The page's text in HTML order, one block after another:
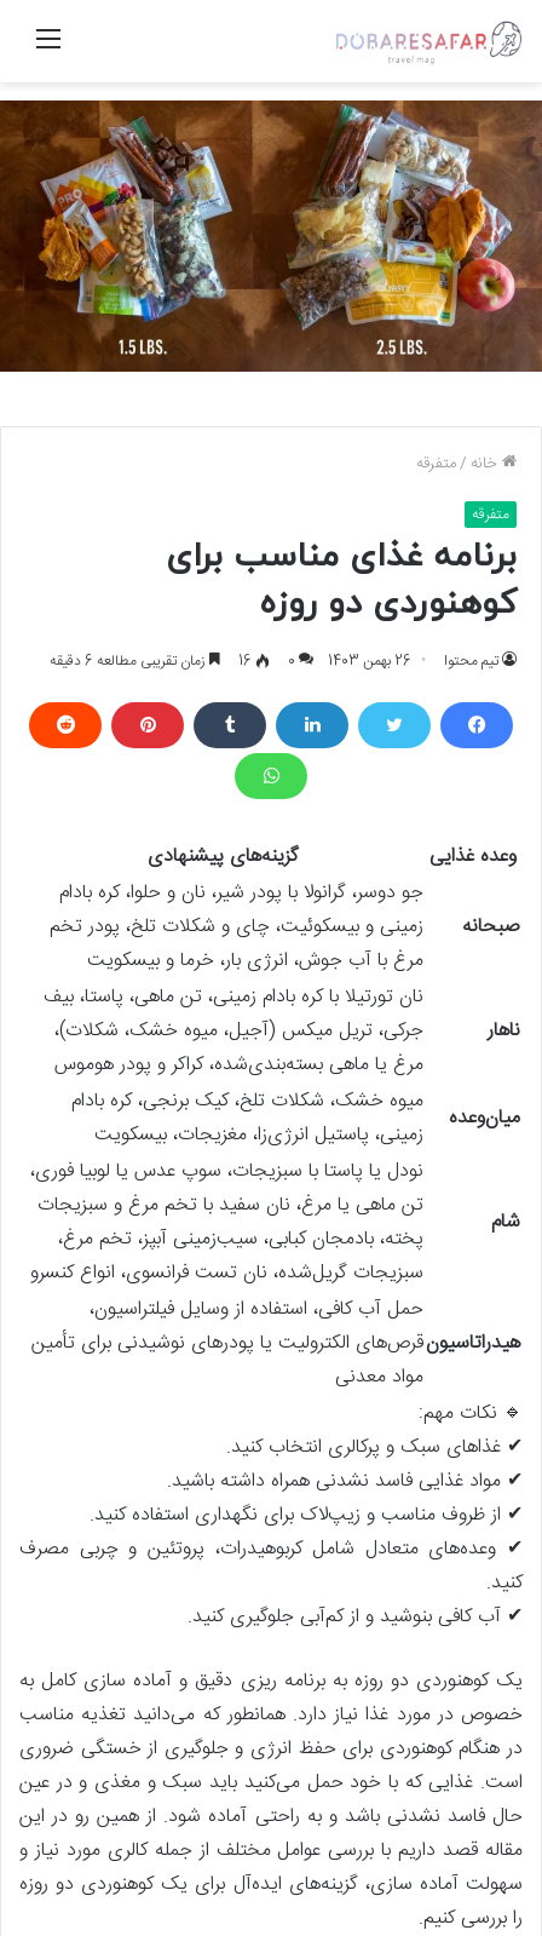
منو
خانه /متفرقه
متفرقه
برنامه غذای مناسب برای
کوهنوردی دو روزه
تیم محتوا 26 بهمن 1403 0
16 زمان تقریبی مطالعه 6 دقیقه
وعده غذایی گزینه‌های پیشنهادی
صبحانه
جو دوسر، گرانولا با پودر شیر، نان و حلوا، کره بادام
زمینی و بیسکوئیت، چای و شکلات تلخ، پودر تخم
مرغ با آب جوش، انرژی بار، خرما و بیسکویت
ناهار
نان تورتیلا با کره بادام زمینی، تن ماهی، پاستا، بیف
جرکی، تریل میکس (آجیل، میوه خشک، شکلات)،
مرغ یا ماهی بسته‌بندی‌شده، کراکر و پودر هوموس
میان‌وعده
میوه خشک، شکلات تلخ، کیک برنجی، کره بادام
زمینی، پاستیل انرژی‌زا، مغزیجات، بیسکویت
شام
نودل یا پاستا با سبزیجات، سوپ عدس یا لوبیا فوری،
تن ماهی یا مرغ، نان سفید با تخم مرغ و سبزیجات
پخته، بادمجان کبابی، سیب‌زمینی آبپز، تخم مرغ،
سبزیجات گریل‌شده، نان تست فرانسوی، انواع کنسرو
هیدراتاسیون
حمل آب کافی، استفاده از وسایل فیلتراسیون،
قرص‌های الکترولیت یا پودرهای نوشیدنی برای تأمین
مواد معدنی
🔹 نکات مهم:
✔ غذاهای سبک و پرکالری انتخاب کنید.
✔ مواد غذایی فاسد نشدنی همراه داشته باشید.
✔ از ظروف مناسب و زیپ‌لاک برای نگهداری استفاده کنید.
✔ وعده‌های متعادل شامل کربوهیدرات، پروتئین و چربی مصرف
کنید.
✔ آب کافی بنوشید و از کم‌آبی جلوگیری کنید.
یک کوهنوردی دو روزه به برنامه ریزی دقیق و آماده سازی کامل به
خصوص در مورد غذا نیاز دارد. همانطور که می‌دانید تغذیه مناسب
در هنگام کوهنوردی برای حفظ انرژی و جلوگیری از خستگی ضروری
است. غذایی که با خود حمل می‌کنید باید سبک و مغذی و در عین
حال فاسد نشدنی باشد و به راحتی آماده شود. از همین رو در این
مقاله قصد داریم با بررسی عوامل مختلف از جمله کالری مورد نیاز و
سهولت آماده سازی، گزینه‌های ایده‌آل برای یک کوهنوردی دو روزه
را بررسی کنیم.